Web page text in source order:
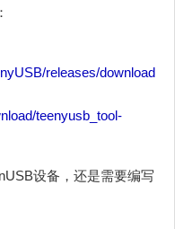
releases/download
teenyusb_tool-
设备，还是需要编写